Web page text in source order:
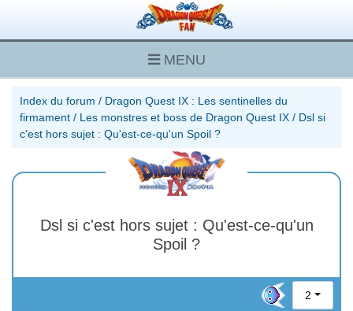
MENU
Index du forum / Dragon Quest IX : Les sentinelles du
firmament / Les monstres et boss de Dragon Quest IX / Dsl si
c'est hors sujet : Qu'est-ce-qu'un Spoil ?
Dsl si c'est hors sujet : Qu'est-ce-qu'un
Spoil ?
2